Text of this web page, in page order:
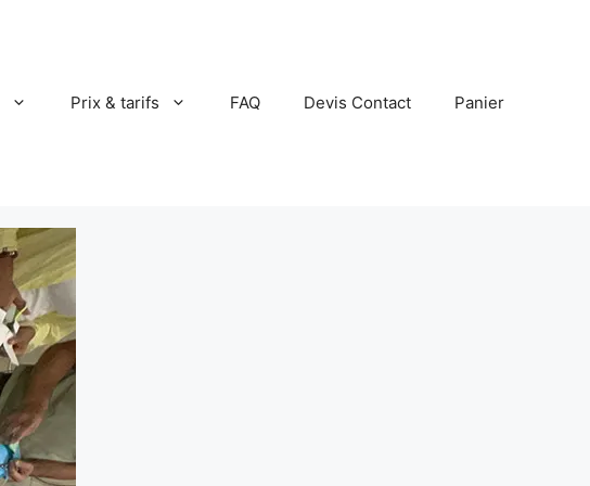
Prix & tarifs FAQ Devis Contact Panier